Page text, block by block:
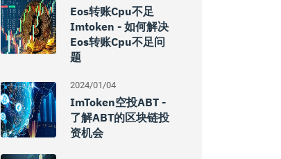
Eos转账cpu不足
Imtoken - 如何解决
Eos转账cpu不足问
题
2024/01/04
ImToken空投ABT -
了解ABT的区块链投
资机会